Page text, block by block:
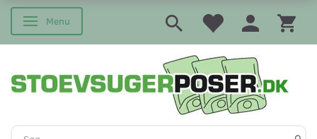
Skifte navigation
Menu